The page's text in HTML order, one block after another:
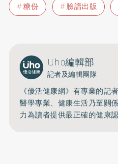
糖份
臉譜出版
Uho編輯部
記者及編輯團隊
《優活健康網》有專業的記
醫學專業、健康生活乃至關
力為讀者提供最正確的健康